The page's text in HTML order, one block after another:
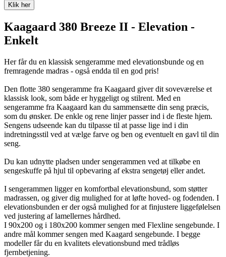
Klik her
Kaagaard 380 Breeze II - Elevation -
Enkelt
Her får du en klassisk sengeramme med elevationsbunde og en
fremragende madras - også endda til en god pris!
Den flotte 380 sengeramme fra Kaagaard giver dit soveværelse et
klassisk look, som både er hyggeligt og stilrent. Med en
sengeramme fra Kaagaard kan du sammensætte din seng præcis,
som du ønsker. De enkle og rene linjer passer ind i de fleste hjem.
Sengens udseende kan du tilpasse til at passe lige ind i din
indretningsstil ved at vælge farve og ben og eventuelt en gavl til din
seng.
Du kan udnytte pladsen under sengerammen ved at tilkøbe en
sengeskuffe på hjul til opbevaring af ekstra sengetøj eller andet.
I sengerammen ligger en komfortbal elevationsbund, som støtter
madrassen, og giver dig mulighed for at løfte hoved- og fodenden. I
elevationsbunden er der også mulighed for at finjustere liggefølelsen
ved justering af lamellernes hårdhed.
I 90x200 og i 180x200 kommer sengen med Flexline sengebunde. I
andre mål kommer sengen med Kaagard sengebunde. I begge
modeller får du en kvalitets elevationsbund med trådløs
fjernbetjening.